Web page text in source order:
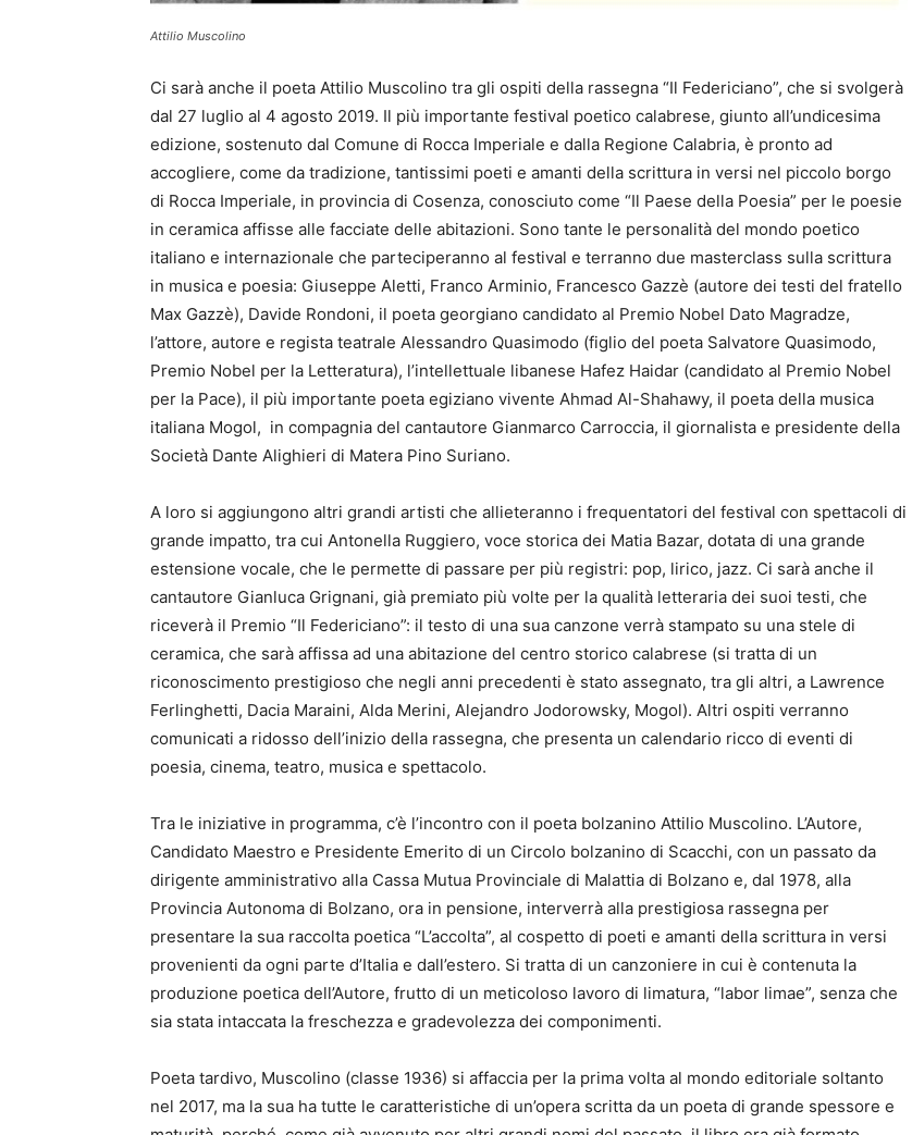
Attilio Muscolino
Ci sarà anche il poeta Attilio Muscolino tra gli ospiti della rassegna “Il Federiciano”, che si svolgerà
dal 27 luglio al 4 agosto 2019. Il più importante festival poetico calabrese, giunto all’undicesima
edizione, sostenuto dal Comune di Rocca Imperiale e dalla Regione Calabria, è pronto ad
accogliere, come da tradizione, tantissimi poeti e amanti della scrittura in versi nel piccolo borgo
di Rocca Imperiale, in provincia di Cosenza, conosciuto come “Il Paese della Poesia” per le poesie
in ceramica affisse alle facciate delle abitazioni. Sono tante le personalità del mondo poetico
italiano e internazionale che parteciperanno al festival e terranno due masterclass sulla scrittura
in musica e poesia: Giuseppe Aletti, Franco Arminio, Francesco Gazzè (autore dei testi del fratello
Max Gazzè), Davide Rondoni, il poeta georgiano candidato al Premio Nobel Dato Magradze,
l’attore, autore e regista teatrale Alessandro Quasimodo (figlio del poeta Salvatore Quasimodo,
Premio Nobel per la Letteratura), l’intellettuale libanese Hafez Haidar (candidato al Premio Nobel
per la Pace), il più importante poeta egiziano vivente Ahmad Al-Shahawy, il poeta della musica
italiana Mogol, in compagnia del cantautore Gianmarco Carroccia, il giornalista e presidente della
Società Dante Alighieri di Matera Pino Suriano.
A loro si aggiungono altri grandi artisti che allieteranno i frequentatori del festival con spettacoli di
grande impatto, tra cui Antonella Ruggiero, voce storica dei Matia Bazar, dotata di una grande
estensione vocale, che le permette di passare per più registri: pop, lirico, jazz. Ci sarà anche il
cantautore Gianluca Grignani, già premiato più volte per la qualità letteraria dei suoi testi, che
riceverà il Premio “Il Federiciano”: il testo di una sua canzone verrà stampato su una stele di
ceramica, che sarà affissa ad una abitazione del centro storico calabrese (si tratta di un
riconoscimento prestigioso che negli anni precedenti è stato assegnato, tra gli altri, a Lawrence
Ferlinghetti, Dacia Maraini, Alda Merini, Alejandro Jodorowsky, Mogol). Altri ospiti verranno
comunicati a ridosso dell’inizio della rassegna, che presenta un calendario ricco di eventi di
poesia, cinema, teatro, musica e spettacolo.
Tra le iniziative in programma, c’è l’incontro con il poeta bolzanino Attilio Muscolino. L’Autore,
Candidato Maestro e Presidente Emerito di un Circolo bolzanino di Scacchi, con un passato da
dirigente amministrativo alla Cassa Mutua Provinciale di Malattia di Bolzano e, dal 1978, alla
Provincia Autonoma di Bolzano, ora in pensione, interverrà alla prestigiosa rassegna per
presentare la sua raccolta poetica “L’accolta”, al cospetto di poeti e amanti della scrittura in versi
provenienti da ogni parte d’Italia e dall’estero. Si tratta di un canzoniere in cui è contenuta la
produzione poetica dell’Autore, frutto di un meticoloso lavoro di limatura, “labor limae”, senza che
sia stata intaccata la freschezza e gradevolezza dei componimenti.
Poeta tardivo, Muscolino (classe 1936) si affaccia per la prima volta al mondo editoriale soltanto
nel 2017, ma la sua ha tutte le caratteristiche di un’opera scritta da un poeta di grande spessore e